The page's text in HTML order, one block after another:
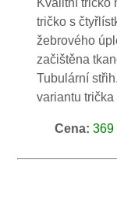
Kvalitní tričko
tričko s
žebrového
začištěna
Tubulární
variantu
Cena: 369